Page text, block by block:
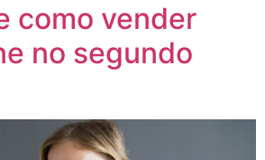
como vender
no segundo